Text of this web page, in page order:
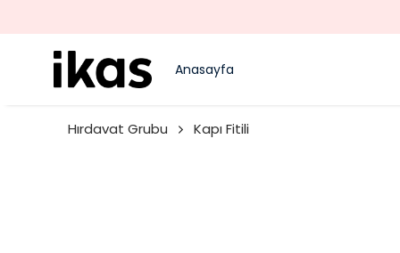
Anasayfa
Hırdavat Grubu Kapı Fitili